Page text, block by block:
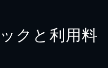
クと利用料